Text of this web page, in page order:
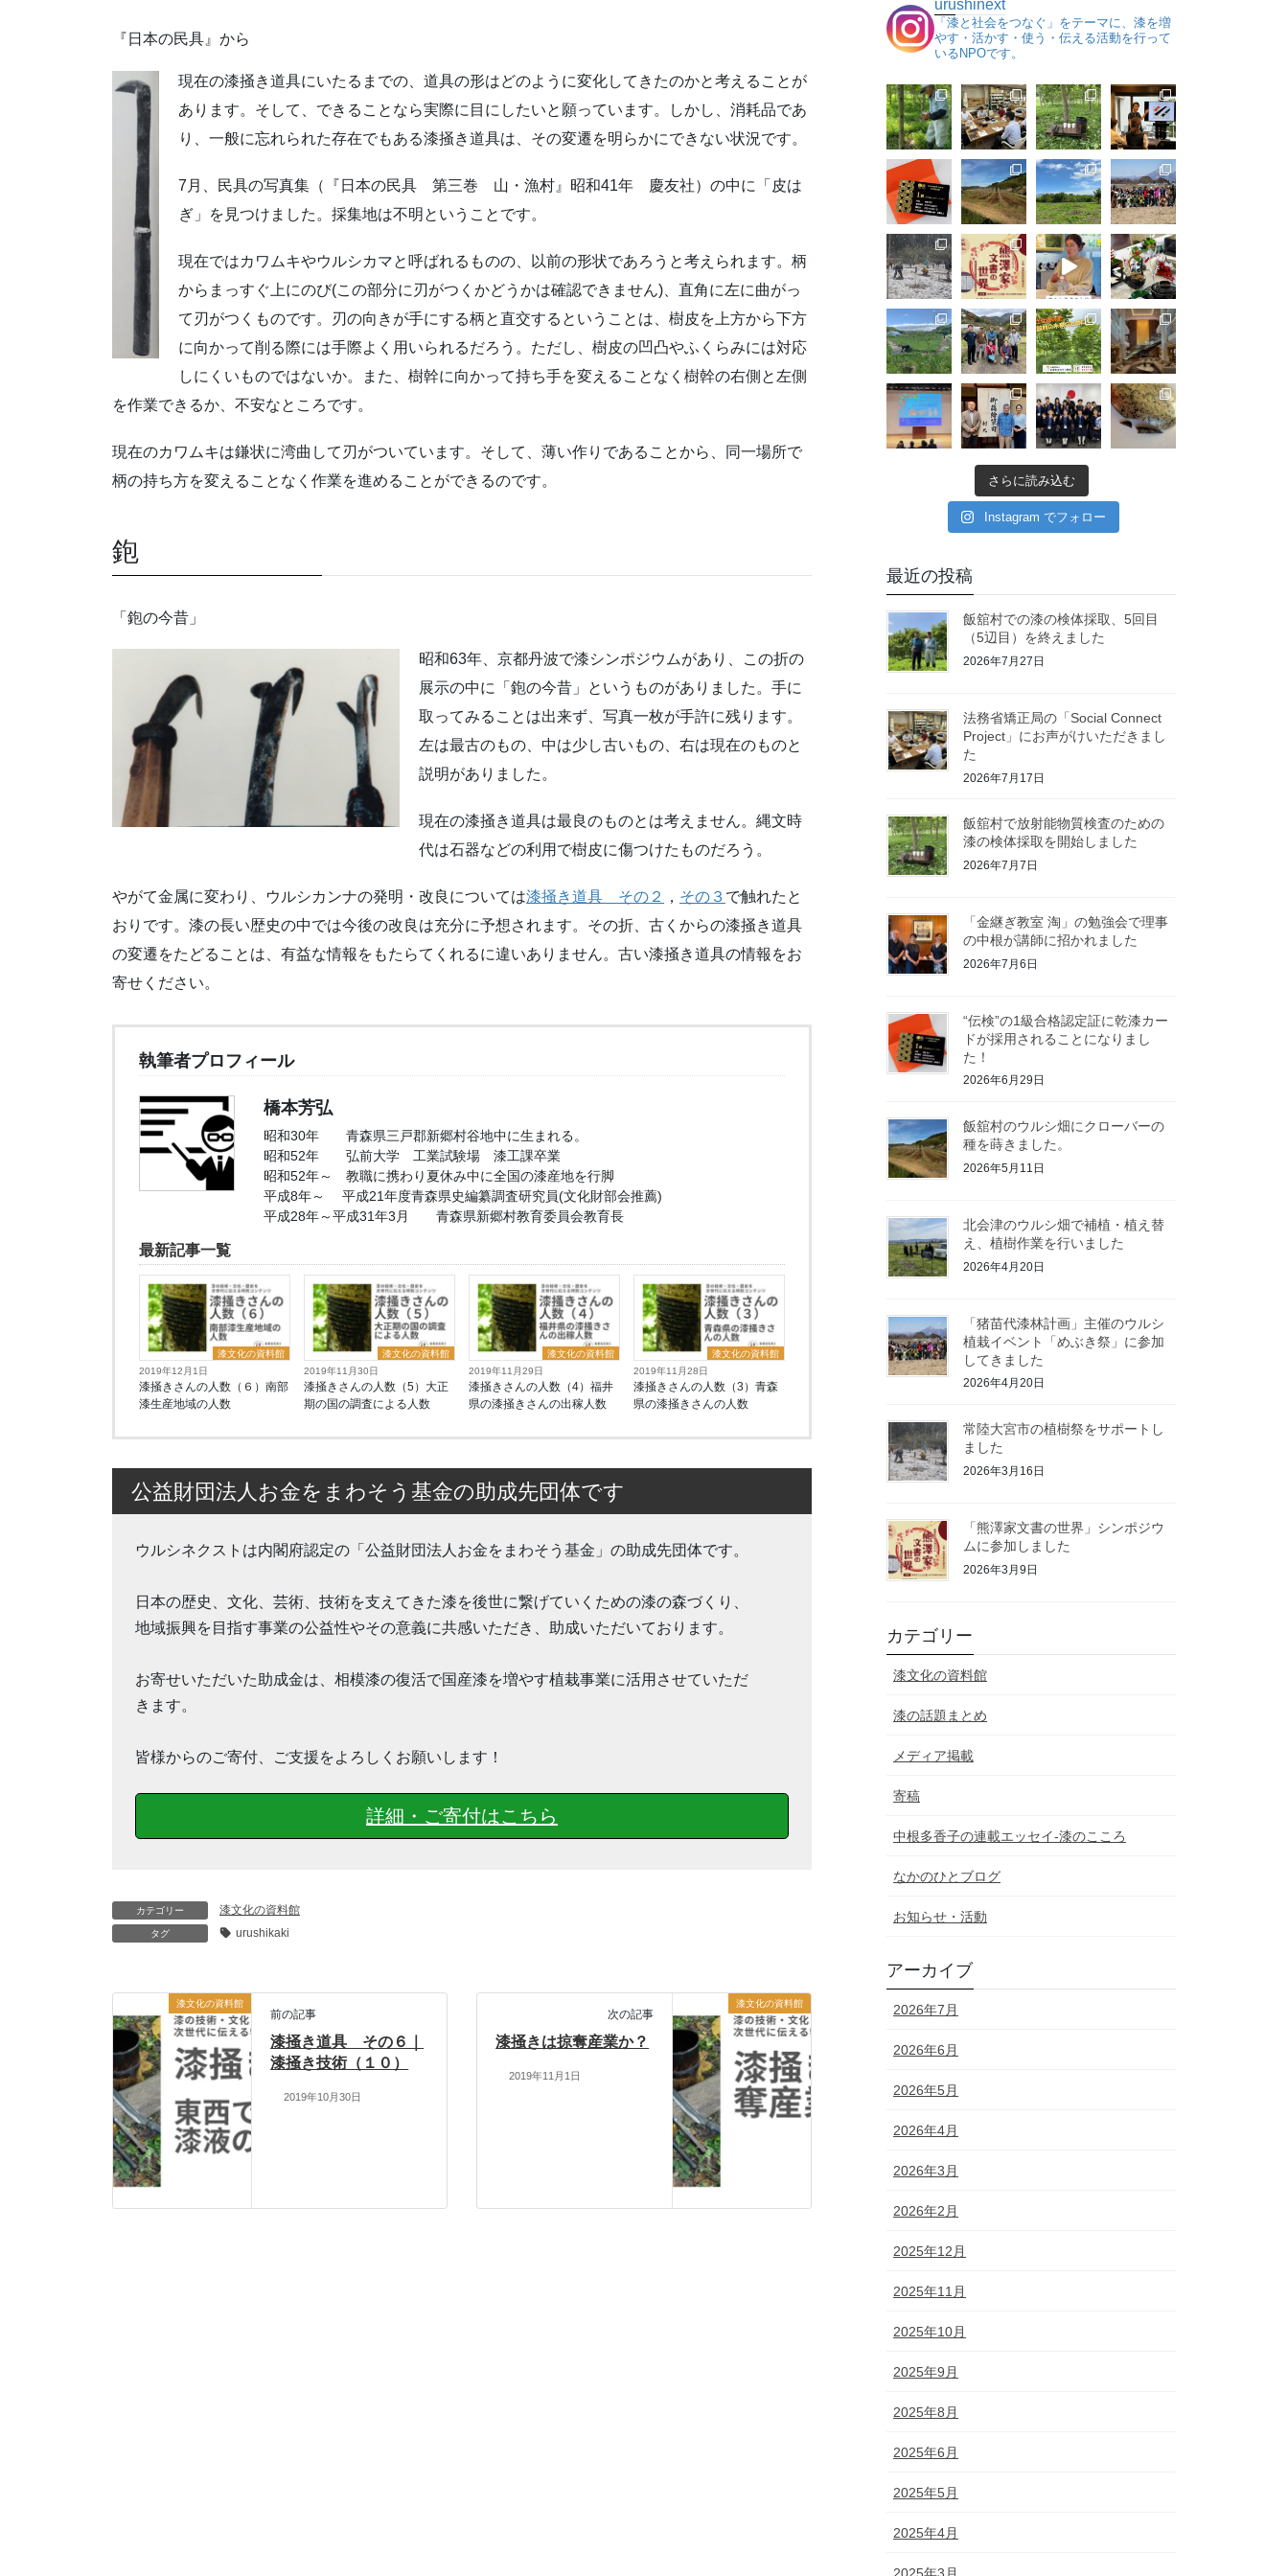
『日本の民具』から
現在の漆掻き道具にいたるまでの、道具の形はどのように変化してきたのかと考えることが
あります。そして、できることなら実際に目にしたいと願っています。しかし、消耗品であ
り、一般に忘れられた存在でもある漆掻き道具は、その変遷を明らかにできない状況です。
7月、民具の写真集（『日本の民具 第三巻 山・漁村』昭和41年 慶友社）の中に「皮は
ぎ」を見つけました。採集地は不明ということです。
現在ではカワムキやウルシカマと呼ばれるものの、以前の形状であろうと考えられます。柄
からまっすぐ上にのび(この部分に刃がつくかどうかは確認できません)、直角に左に曲がっ
て刃がつくものです。刃の向きが手にする柄と直交するということは、樹皮を上方から下方
に向かって削る際には手際よく用いられるだろう。ただし、樹皮の凹凸やふくらみには対応
しにくいものではないか。また、樹幹に向かって持ち手を変えることなく樹幹の右側と左側
を作業できるか、不安なところです。
現在のカワムキは鎌状に湾曲して刃がついています。そして、薄い作りであることから、同一場所で
柄の持ち方を変えることなく作業を進めることができるのです。
鉋
「鉋の今昔」
昭和63年、京都丹波で漆シンポジウムがあり、この折の
展示の中に「鉋の今昔」というものがありました。手に
取ってみることは出来ず、写真一枚が手許に残ります。
左は最古のもの、中は少し古いもの、右は現在のものと
説明がありました。
現在の漆掻き道具は最良のものとは考えません。縄文時
代は石器などの利用で樹皮に傷つけたものだろう。
やがて金属に変わり、ウルシカンナの発明・改良については漆掻き道具 その２ ， その３ で触れたと
おりです。漆の長い歴史の中では今後の改良は充分に予想されます。その折、古くからの漆掻き道具
の変遷をたどることは、有益な情報をもたらてくれるに違いありません。古い漆掻き道具の情報をお
寄せください。
執筆者プロフィール
橋本芳弘
昭和30年 青森県三戸郡新郷村谷地中に生まれる。
昭和52年 弘前大学 工業試験場 漆工課卒業
昭和52年～ 教職に携わり夏休み中に全国の漆産地を行脚
平成8年～ 平成21年度青森県史編纂調査研究員(文化財部会推薦)
平成28年～平成31年3月 青森県新郷村教育委員会教育長
最新記事一覧
漆文化の資料館
2019年12月1日
漆掻きさんの人数（６）南部
漆生産地域の人数
漆文化の資料館
2019年11月30日
漆掻きさんの人数（5）大正
期の国の調査による人数
漆文化の資料館
2019年11月29日
漆掻きさんの人数（4）福井
県の漆掻きさんの出稼人数
漆文化の資料館
2019年11月28日
漆掻きさんの人数（3）青森
県の漆掻きさんの人数
公益財団法人お金をまわそう基金の助成先団体です
ウルシネクストは内閣府認定の「公益財団法人お金をまわそう基金」の助成先団体です。
日本の歴史、文化、芸術、技術を支えてきた漆を後世に繋げていくための漆の森づくり、
地域振興を目指す事業の公益性やその意義に共感いただき、助成いただいております。
お寄せいただいた助成金は、相模漆の復活で国産漆を増やす植栽事業に活用させていただ
きます。
皆様からのご寄付、ご支援をよろしくお願いします！
詳細・ご寄付はこちら
カテゴリー 漆文化の資料館
タグ urushikaki
漆文化の資料館
前の記事
漆掻き道具 その６｜
漆掻き技術（１０）
2019年10月30日
漆文化の資料館
次の記事
漆掻きは掠奪産業か？
2019年11月1日
urushinext
「漆と社会をつなぐ」をテーマに、漆を増
やす・活かす・使う・伝える活動を行って
いるNPOです。
さらに読み込む
Instagram でフォロー
最近の投稿
飯舘村での漆の検体採取、5回目
（5辺目）を終えました
2026年7月27日
法務省矯正局の「Social Connect
Project」にお声がけいただきまし
た
2026年7月17日
飯舘村で放射能物質検査のための
漆の検体採取を開始しました
2026年7月7日
「金継ぎ教室 淘」の勉強会で理事
の中根が講師に招かれました
2026年7月6日
“伝検”の1級合格認定証に乾漆カー
ドが採用されることになりまし
た！
2026年6月29日
飯舘村のウルシ畑にクローバーの
種を蒔きました。
2026年5月11日
北会津のウルシ畑で補植・植え替
え、植樹作業を行いました
2026年4月20日
「猪苗代漆林計画」主催のウルシ
植栽イベント「めぶき祭」に参加
してきました
2026年4月20日
常陸大宮市の植樹祭をサポートし
ました
2026年3月16日
「熊澤家文書の世界」シンポジウ
ムに参加しました
2026年3月9日
カテゴリー
漆文化の資料館
漆の話題まとめ
メディア掲載
寄稿
中根多香子の連載エッセイ-漆のこころ
なかのひとブログ
お知らせ・活動
アーカイブ
2026年7月
2026年6月
2026年5月
2026年4月
2026年3月
2026年2月
2025年12月
2025年11月
2025年10月
2025年9月
2025年8月
2025年6月
2025年5月
2025年4月